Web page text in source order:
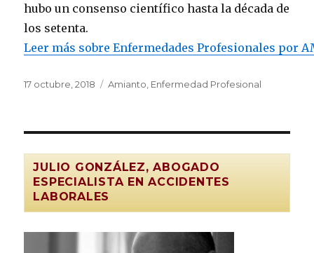
hubo un consenso científico hasta la década de
los setenta.
Leer más sobre Enfermedades Profesionales por
Publicado
17 octubre, 2018 Categorías
Amianto Enfermedad Profesional
JULIO GONZÁLEZ, ABOGADO
ESPECIALISTA EN ACCIDENTES
LABORALES